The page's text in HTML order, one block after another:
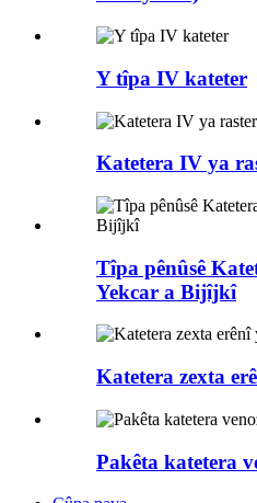
Y tîpa IV kateter
Katetera IV ya
Tîpa pênûsê
Yekcar a Bijîjkî
Katetera zexta
Pakêta katetera